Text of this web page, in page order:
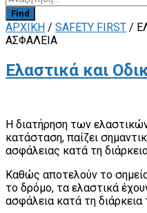
Find
ΑΡΧΙΚΗ / SAFETY FIRST /
ΑΣΦΆΛΕΙΑ
Ελαστικά και
Η διατήρηση των
κατάσταση, παίζει
ασφάλειας κατά τη
Καθώς αποτελούν το
το δρόμο, τα ελαστικά
ασφάλεια κατά τη